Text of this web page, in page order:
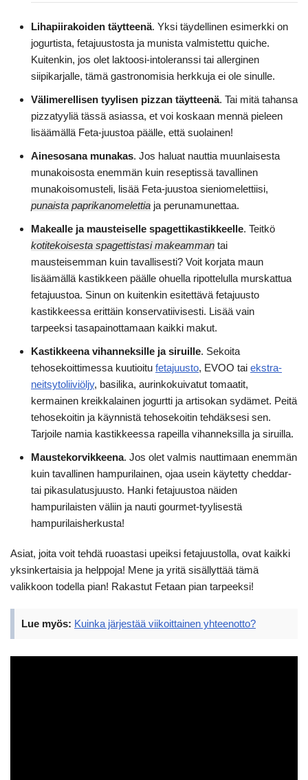
Lihapiirakoiden täytteenä. Yksi täydellinen esimerkki on
jogurtista, fetajuustosta ja munista valmistettu quiche.
Kuitenkin, jos olet laktoosi-intoleranssi tai allerginen
siipikarjalle, tämä gastronomisia herkkuja ei ole sinulle.
Välimerellisen tyylisen pizzan täytteenä. Tai mitä tahansa
pizzatyyliä tässä asiassa, et voi koskaan mennä pieleen
lisäämällä Feta-juustoa päälle, että suolainen!
Ainesosana munakas. Jos haluat nauttia muunlaisesta
munakoisosta enemmän kuin reseptissä tavallinen
munakoisomusteli, lisää Feta-juustoa sieniomelettiisi,
punaista paprikanomelettia ja perunamunettaa.
Makealle ja mausteiselle spagettikastikkeelle. Teitkö
kotitekoisesta spagettistasi makeamman tai
mausteisemman kuin tavallisesti? Voit korjata maun
lisäämällä kastikkeen päälle ohuella ripottelulla murskattua
fetajuustoa. Sinun on kuitenkin esitettävä fetajuusto
kastikkeessa erittäin konservatiivisesti. Lisää vain
tarpeeksi tasapainottamaan kaikki makut.
Kastikkeena vihanneksille ja siruille. Sekoita
tehosekoittimessa kuutioitu fetajuusto, EVOO tai ekstra-
neitsytoliiviöljy, basilika, aurinkokuivatut tomaatit,
kermainen kreikkalainen jogurtti ja artisokan sydämet. Peitä
tehosekoitin ja käynnistä tehosekoitin tehdäksesi sen.
Tarjoile namia kastikkeessa rapeilla vihanneksilla ja siruilla.
Maustekorvikkeena. Jos olet valmis nauttimaan enemmän
kuin tavallinen hampurilainen, ojaa usein käytetty cheddar-
tai pikasulatusjuusto. Hanki fetajuustoa näiden
hampurilaisten väliin ja nauti gourmet-tyylisestä
hampurilaisherkusta!
Asiat, joita voit tehdä ruoastasi upeiksi fetajuustolla, ovat kaikki
yksinkertaisia ja helppoja! Mene ja yritä sisällyttää tämä
valikkoon todella pian! Rakastut Fetaan pian tarpeeksi!
Lue myös: Kuinka järjestää viikoittainen yhteenotto?